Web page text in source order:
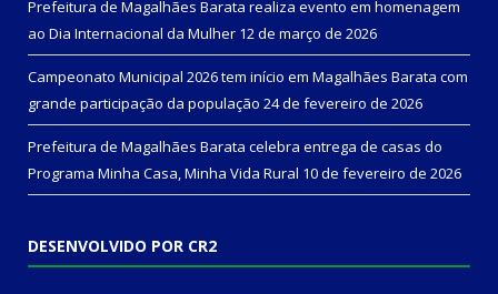
Prefeitura de Magalhães Barata realiza evento em homenagem
ao Dia Internacional da Mulher 12 de março de 2026
Campeonato Municipal 2026 tem início em Magalhães Barata com
grande participação da população 24 de fevereiro de 2026
Prefeitura de Magalhães Barata celebra entrega de casas do
Programa Minha Casa, Minha Vida Rural 10 de fevereiro de 2026
DESENVOLVIDO POR CR2